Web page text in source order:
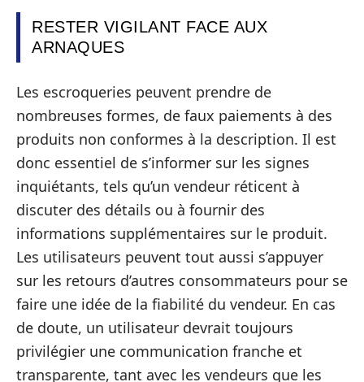
RESTER VIGILANT FACE AUX
ARNAQUES
Les escroqueries peuvent prendre de
nombreuses formes, de faux paiements à des
produits non conformes à la description. Il est
donc essentiel de s’informer sur les signes
inquiétants, tels qu’un vendeur réticent à
discuter des détails ou à fournir des
informations supplémentaires sur le produit.
Les utilisateurs peuvent tout aussi s’appuyer
sur les retours d’autres consommateurs pour se
faire une idée de la fiabilité du vendeur. En cas
de doute, un utilisateur devrait toujours
privilégier une communication franche et
transparente, tant avec les vendeurs que les